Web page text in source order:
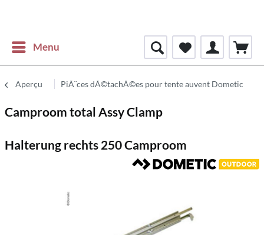
Menu
Aperçu PiÃ¨ces dÃ©tachÃ©es pour tente auvent Dometic
Camproom total Assy Clamp
Halterung rechts 250 Camproom